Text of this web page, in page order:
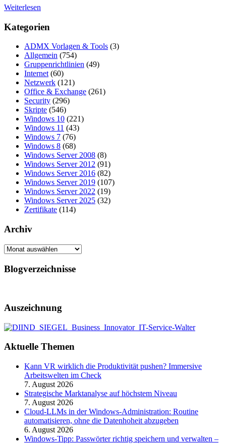
Weiterlesen
Kategorien
ADMX Vorlagen & Tools (3)
Allgemein (754)
Gruppenrichtlinien (49)
Internet(60)
Netzwerk (121)
Office & Exchange (261)
Security (296)
Skripte (546)
Windows 10 (221)
Windows 11 (43)
Windows 7 (76)
Windows 8 (68)
Windows Server 2008 (8)
Windows Server 2012 (91)
Windows Server 2016 (82)
Windows Server 2019 (107)
Windows Server 2022 (19)
Windows Server 2025 (32)
Zertifikate (114)
Archiv
Archiv
Blogverzeichnisse
Auszeichnung
Aktuelle Themen
Kann VR wirklich die Produktivität pushen? Immersive
Arbeitswelten im Check
7. August 2026
Strategische Marktanalyse auf höchstem Niveau
7. August 2026
Cloud-LLMs in der Windows-Administration: Routine
automatisieren, ohne die Datenhoheit abzugeben
6. August 2026
Windows-Tipp: Passwörter richtig speichern und verwalten –